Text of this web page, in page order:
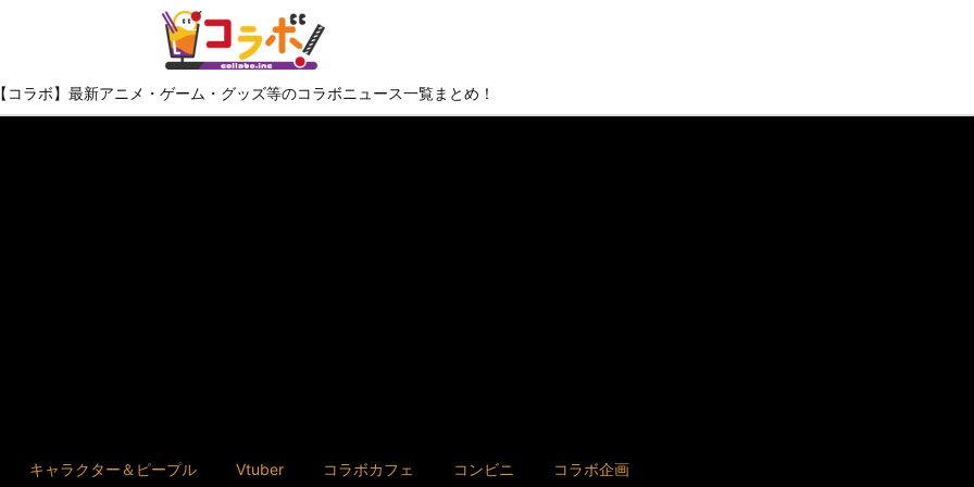
【コラボ】最新アニメ・ゲーム・グッズ等のコラボニュース一覧まとめ！
キャラクター＆ピープル Vtuber コラボカフェ コンビニ コラボ企画